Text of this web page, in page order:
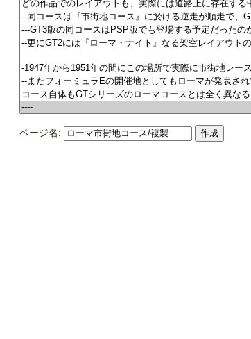
ページ名: